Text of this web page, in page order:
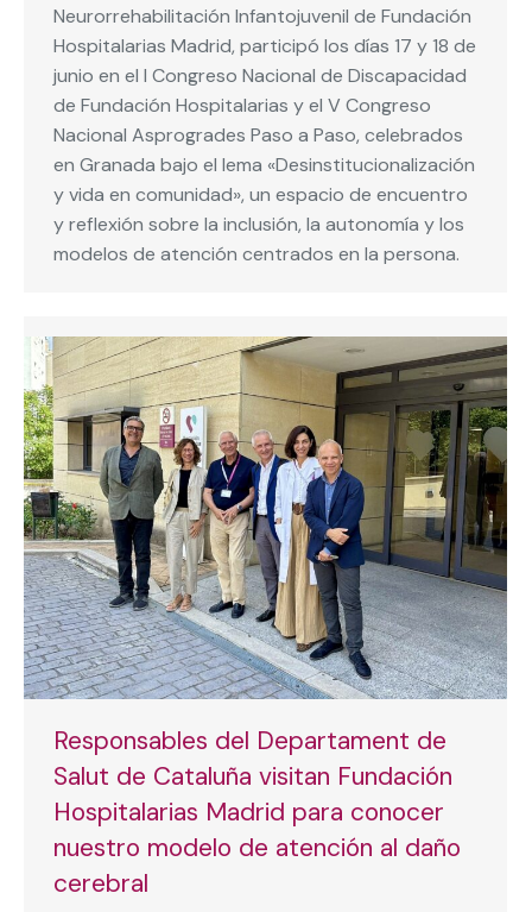
Neurorrehabilitación Infantojuvenil de Fundación
Hospitalarias Madrid, participó los días 17 y 18 de
junio en el I Congreso Nacional de Discapacidad
de Fundación Hospitalarias y el V Congreso
Nacional Asprogrades Paso a Paso, celebrados
en Granada bajo el lema «Desinstitucionalización
y vida en comunidad», un espacio de encuentro
y reflexión sobre la inclusión, la autonomía y los
modelos de atención centrados en la persona.
Responsables del Departament de
Salut de Cataluña visitan Fundación
Hospitalarias Madrid para conocer
nuestro modelo de atención al daño
cerebral